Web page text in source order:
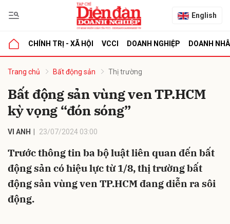
English
CHÍNH TRỊ - XÃ HỘI VCCI DOANH NGHIỆP DOANH
Trang chủ Bất động sản Thị trường
Bất động sản vùng ven TP.HCM
kỳ vọng “đón sóng”
VI ANH 23/07/2024 03:00
Trước thông tin ba bộ luật liên quan đến bất
động sản có hiệu lực từ 1/8, thị trường bất
động sản vùng ven TP.HCM đang diễn ra sôi
động.
luận
Hủy